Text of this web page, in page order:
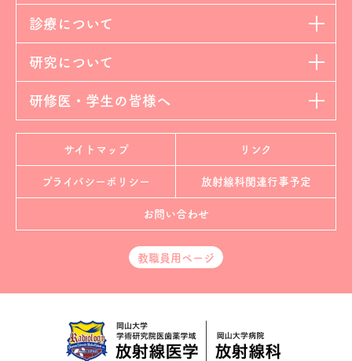
診療について
研究について
研修医・学生の皆様へ
サイトマップ リンク
プライバシーポリシー 放射線科関連行事予定
お問い合わせ
教職員用ページ